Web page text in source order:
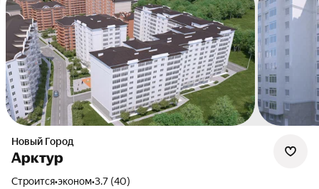
Новый Город
Арктур
Строится•эконом•3.7 (40)